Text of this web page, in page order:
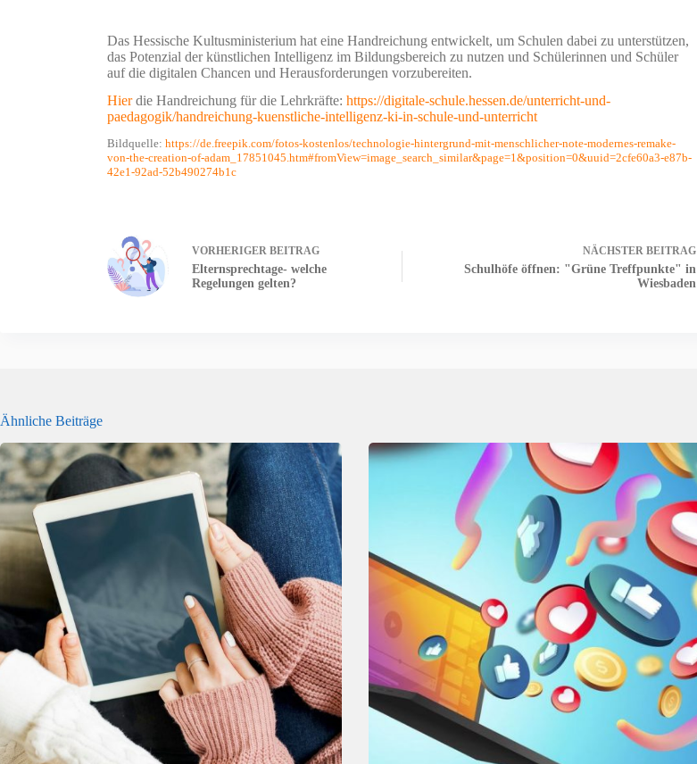
Das Hessische Kultusministerium hat eine Handreichung entwickelt, um Schulen dabei zu unterstützen,
das Potenzial der künstlichen Intelligenz im Bildungsbereich zu nutzen und Schülerinnen und Schüler
auf die digitalen Chancen und Herausforderungen vorzubereiten.
Hierdie Handreichung für die Lehrkräfte: https://digitale-schule.hessen.de/unterricht-und-
paedagogik/handreichung-kuenstliche-intelligenz-ki-in-schule-und-unterricht
Bildquelle: https://de.freepik.com/fotos-kostenlos/technologie-hintergrund-mit-menschlicher-note-modernes-remake-
von-the-creation-of-adam_17851045.htm#fromView=image_search_similar&page=1&position=0&uuid=2cfe60a3-e87b-
42e1-92ad-52b490274b1c
VORHERIGER BEITRAG
Elternsprechtage- welche
Regelungen gelten?
NÄCHSTER BEITRAG
Schulhöfe öffnen: "Grüne Treffpunkte" in
Wiesbaden
Ähnliche Beiträge